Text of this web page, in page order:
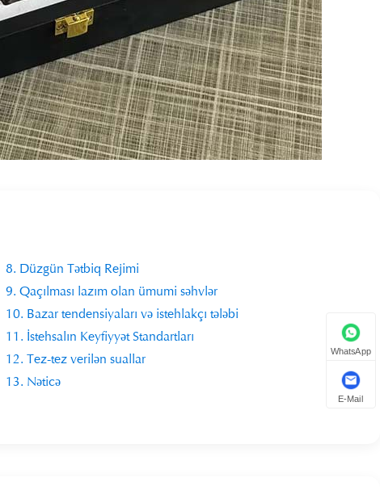
8. Düzgün Tətbiq Rejimi
9. Qaçılması lazım olan ümumi səhvlər
10. Bazar tendensiyaları və istehlakçı tələbi
11. İstehsalın Keyfiyyət Standartları
12. Tez-tez verilən suallar
13. Nəticə
WhatsApp
E-Mail